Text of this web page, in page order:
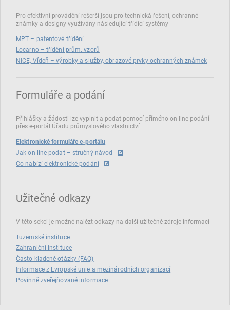
Pro efektivní provádění rešerší jsou pro technická řešení, ochranné
známky a designy využívány následující třídící systémy
MPT – patentové třídění
Locarno – třídění prům. vzorů
NICE, Vídeň – výrobky a služby, obrazové prvky ochranných známek
Formuláře a podání
Přihlášky a žádosti lze vyplnit a podat pomocí přímého on‑line podání
přes e‑portál Úřadu průmyslového vlastnictví
Elektronické formuláře e-portálu
Jak on-line podat – stručný návod
Co nabízí elektronické podání
Užitečné odkazy
V této sekci je možné nalézt odkazy na další užitečné zdroje informací
Tuzemské instituce
Zahraniční instituce
Často kladené otázky (FAQ)
Informace z Evropské unie a mezinárodních organizací
Povinně zveřejňované informace